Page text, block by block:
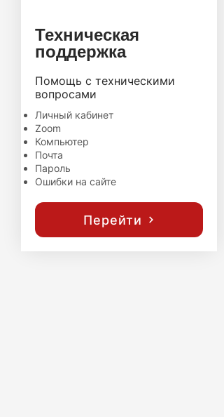
Техническая
поддержка
Помощь с техническими
вопросами
Личный кабинет
Zoom
Компьютер
Почта
Пароль
Ошибки на сайте
Перейти